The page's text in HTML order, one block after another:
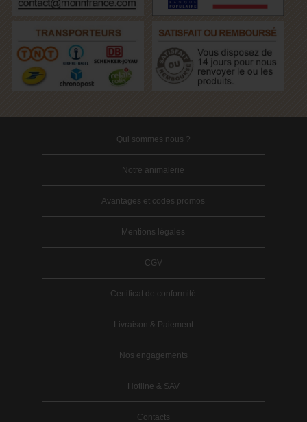
Qui sommes nous ?
Notre animalerie
Avantages et codes promos
Mentions légales
CGV
Certificat de conformité
Livraison & Paiement
Nos engagements
Hotline & SAV
Contacts